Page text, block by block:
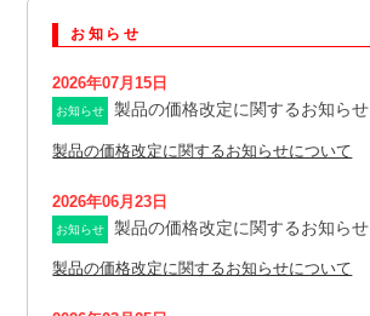
お知らせ
2026年07月15日
お知らせ 製品の価格改定に関するお知らせ
製品の価格改定に関するお知らせについて
2026年06月23日
お知らせ 製品の価格改定に関するお知らせ
製品の価格改定に関するお知らせについて